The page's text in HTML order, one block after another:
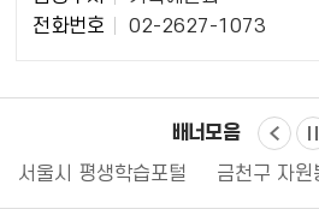
당
자
보
전화번호
02-2627-1073
배너모음
서울시 평생학습포털
금천구 자원